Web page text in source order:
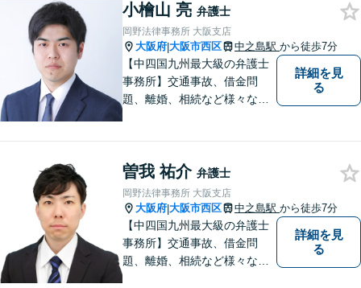
す。フットワークを活かし、
迅速な解決へと尽力いたしま
す。
小檜山 亮 弁護士
岡野法律事務所 大阪支店
大阪府|大阪市西区 中之島駅 から徒歩7分
【中四国九州最大級の弁護士
事務所】交通事故、借金問
題、離婚、相続など様々な問
い！
詳細を見
る
曽我 祐介 弁護士
岡野法律事務所 大阪支店
大阪府|大阪市西区 中之島駅 から徒歩7分
【中四国九州最大級の弁護士
事務所】交通事故、借金問
題、離婚、相続など様々な問
詳細を見
る